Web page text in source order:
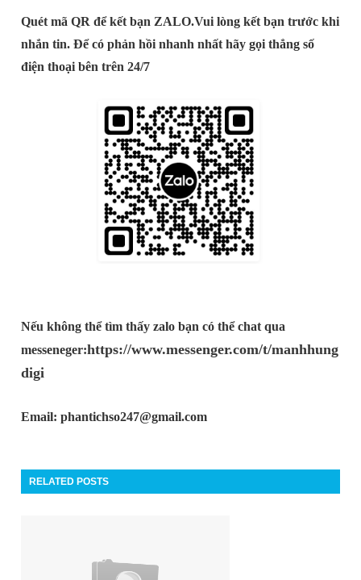
Quét mã QR để kết bạn ZALO.Vui lòng kết bạn trước khi
nhắn tin. Để có phản hồi nhanh nhất hãy gọi thẳng số
điện thoại bên trên 24/7
Nếu không thể tìm thấy zalo bạn có thể chat qua
messeneger:https://www.messenger.com/t/manhhung
digi
Email: phantichso247@gmail.com
RELATED POSTS